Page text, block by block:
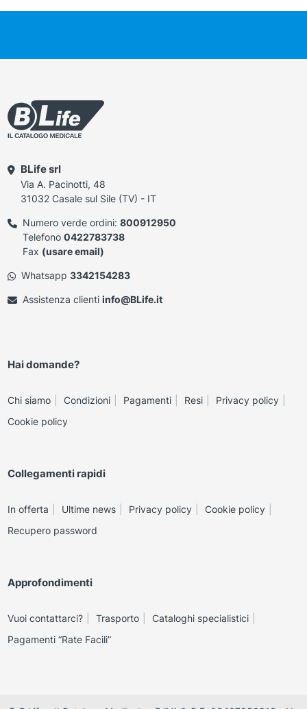
BLife srl
Via A. Pacinotti, 48
31032 Casale sul Sile (TV) - IT
Numero verde ordini: 800912950
Telefono 0422783738
Fax (usare email)
Whatsapp 3342154283
Assistenza clienti info@BLife.it
Hai domande?
Chi siamo Condizioni Pagamenti Resi
Privacy policy
Cookie policy
Collegamenti rapidi
In offerta Ultime news Privacy policy
Cookie policy
Recupero password
Approfondimenti
Vuoi contattarci? Trasporto
Cataloghi specialistici
Pagamenti “Rate Facili”